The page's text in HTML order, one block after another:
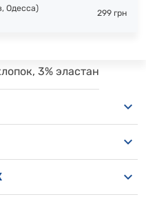
Одесса)
299 грн
3% эластан